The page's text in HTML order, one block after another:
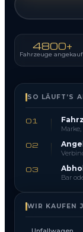
4800+
Fahrzeuge
SO LÄUFT’S
01
02
03
Bar
WIR KAUFEN